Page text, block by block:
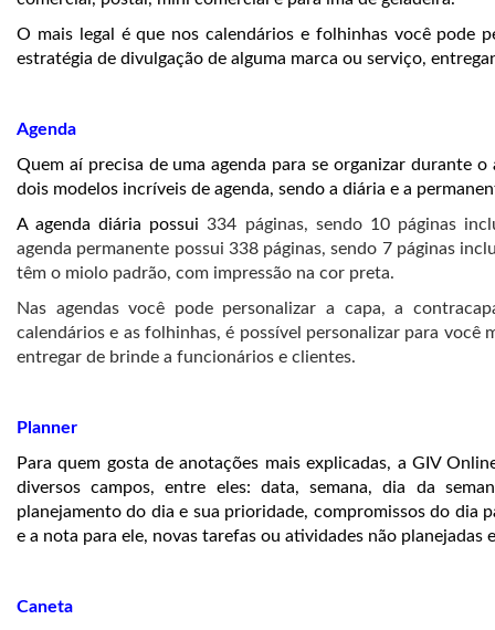
O mais legal é que nos calendários e folhinhas você pode
estratégia de divulgação de alguma marca ou serviço,
Agenda
Quem aí precisa de uma agenda para se organizar durante
dois modelos incríveis de agenda, sendo a diária e a
A agenda diária possui334 páginas, sendo 10 páginas
agenda permanente possui 338 páginas, sendo 7 páginas
têm o miolo padrão, com impressão na cor preta.
Nas agendas você pode personalizar a capa, a
calendários e as folhinhas, é possível personalizar para você
entregar de brinde a funcionários e clientes.
Planner
Para quem gosta de anotações mais explicadas, a GIV
diversos campos, entre eles: data, semana, dia da
planejamento do dia e sua prioridade, compromissos do dia
e a nota para ele, novas tarefas ou atividades não planejadas
Caneta